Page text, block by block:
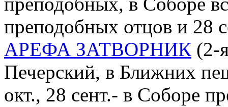
преподобных отцов и 28
АРЕФА ЗАТВОРНИК (2-
Печерский, в Ближних
окт., 28 сент.- в Соборе